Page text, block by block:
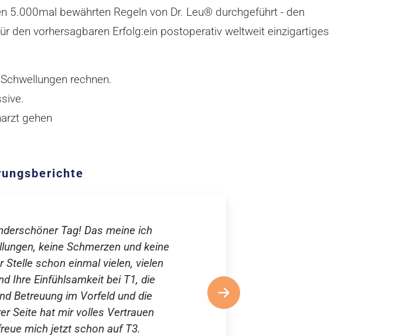
5.000mal bewährten Regeln von Dr. Leu® durchgeführt - den
den vorhersagbaren Erfolg:ein postoperativ weltweit einzigartiges
rechnen.
gehen
Tag! Das meine ich
keine Schmerzen und keine
Stelle schon einmal vielen, vielen
Ihre Einfühlsamkeit bei T1, die
Betreuung im Vorfeld und die
Seite hat mir volles Vertrauen
mich jetzt schon auf T3.